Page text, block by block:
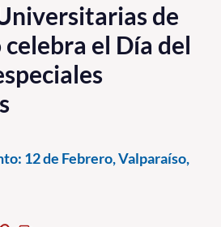
de
el Día del
12 de Febrero, Valparaíso,